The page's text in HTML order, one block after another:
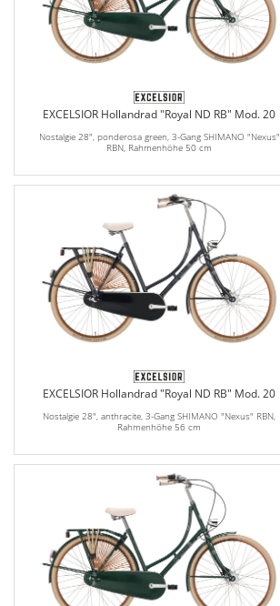
EXCELSIOR Hollandrad "Royal ND RB" Mod. 20
Nostalgie 28", ponderosa green, 3-Gang SHIMANO "Nexus"
RBN, Rahmenhöhe 50 cm
EXCELSIOR Hollandrad "Royal ND RB" Mod. 20
Nostalgie 28", anthracite, 3-Gang SHIMANO "Nexus" RBN,
Rahmenhöhe 56 cm